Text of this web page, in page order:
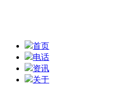
首页
电话
资讯
关于